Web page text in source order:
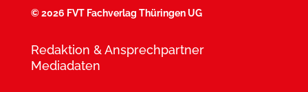
©2026 FVT Fachverlag Thüringen UG
Redaktion & Ansprechpartner
Mediadaten